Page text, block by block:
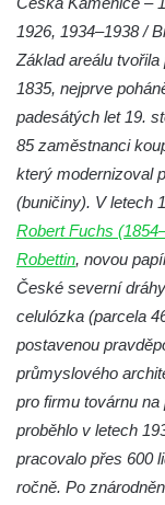
Wolfrumova
Hotel Vladimir
Budova
Labem
Vodní
Torzo
Budova ZŠ a
Chřibská čp.
Dům čp. 175
Dům čp. 30 ve
Dům čp. 10 ve
Budova
Dům čp. 11 v
Budova
1926, 1934–1938 /
Základ areálu
1835, nejprve
padesátých let 19.
85 zaměstnanci
který modernizoval
(buničiny). V letech
Robert Fuchs
Robettin, novou
České severní
celulózka (parcela
postavenou
průmyslového
pro firmu továrnu
proběhlo v letech
pracovalo přes 600
ročně. Po